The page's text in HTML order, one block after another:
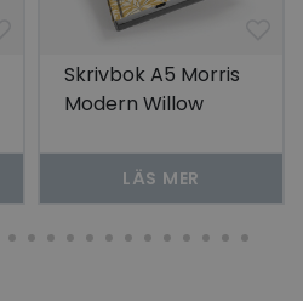
Skrivbok A5 Morris
Modern Willow
LÄS MER